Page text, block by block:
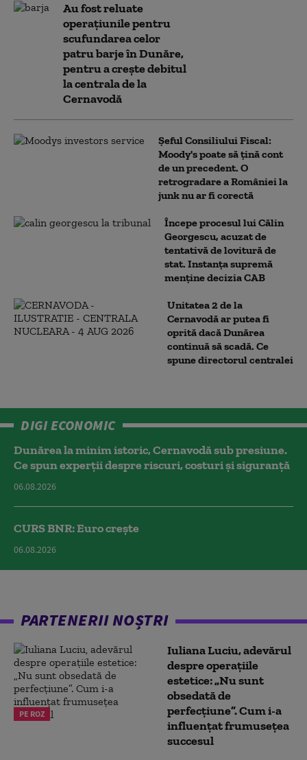
Au fost reluate
operațiunile pentru
scufundarea celor
patru barje în Dunăre,
pentru a crește debitul
la centrala de la
Cernavodă
Șeful Consiliului Fiscal:
Moody's poate să țină cont
de un precedent. O
retrogradare a României la
junk nu ar fi corectă
Începe procesul lui Călin
Georgescu, acuzat de
tentativă de lovitură de
stat. Instanța supremă
menține decizia CAB
Unitatea 2 de la
Cernavodă ar putea fi
oprită dacă Dunărea
continuă să scadă. Ce
spune directorul centralei
DIGI ECONOMIC
Dunărea la minim istoric, Cernavodă sub presiune.
Ce spun experții despre riscuri, costuri și siguranță
06.08.2026
CURS BNR: Euro crește
06.08.2026
PARTENERII NOȘTRI
PE ROZ
Iuliana Luciu, adevărul
despre operațiile
estetice: „Nu sunt
obsedată de
perfecțiune”. Cum i-a
influențat frumusețea
succesul